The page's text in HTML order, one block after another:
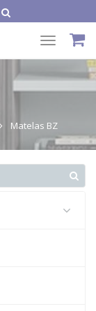
Toggle
Matelas BZ